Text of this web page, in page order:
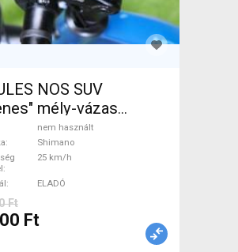
NOS SUV
mély-vázas
Trekking/cross
Shimano nem
ELADÓ
nem használt
Shimano
25 km/h
ELADÓ
Ft
Ft